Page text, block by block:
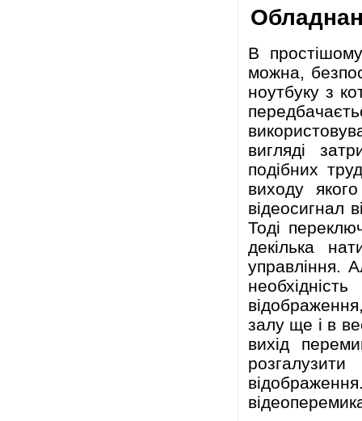
В
можна,
ноутбуку з
вигляді
подібних
виходу
відеосигнал
Тоді
декілька
управління.
залу ще і в
вихід